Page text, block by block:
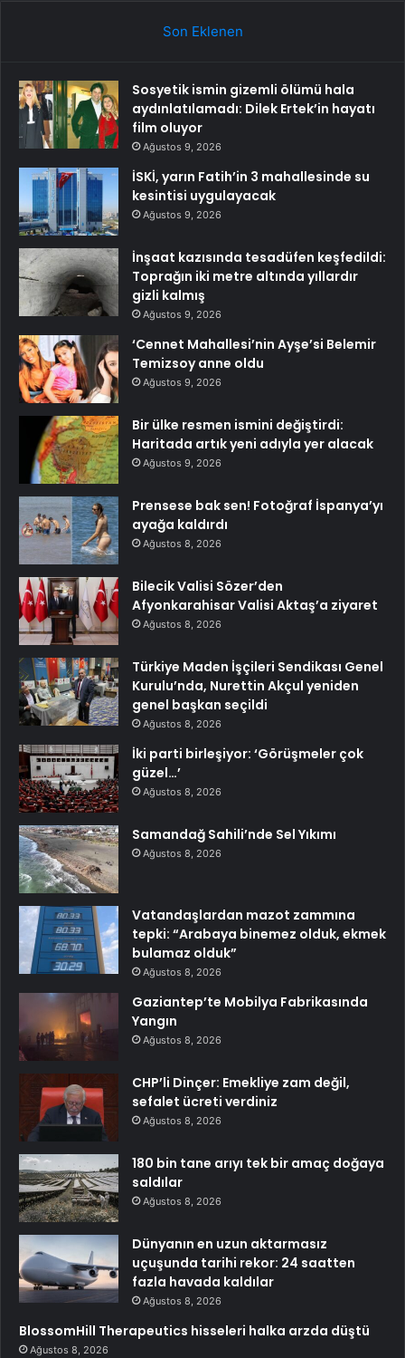
Son Eklenen
Sosyetik ismin gizemli ölümü hala
aydınlatılamadı: Dilek Ertek’in hayatı
film oluyor
Ağustos 9, 2026
İSKİ, yarın Fatih’in 3 mahallesinde su
kesintisi uygulayacak
Ağustos 9, 2026
İnşaat kazısında tesadüfen keşfedildi:
Toprağın iki metre altında yıllardır
gizli kalmış
Ağustos 9, 2026
‘Cennet Mahallesi’nin Ayşe’si Belemir
Temizsoy anne oldu
Ağustos 9, 2026
Bir ülke resmen ismini değiştirdi:
Haritada artık yeni adıyla yer alacak
Ağustos 9, 2026
Prensese bak sen! Fotoğraf İspanya’yı
ayağa kaldırdı
Ağustos 8, 2026
Bilecik Valisi Sözer’den
Afyonkarahisar Valisi Aktaş’a ziyaret
Ağustos 8, 2026
Türkiye Maden İşçileri Sendikası Genel
Kurulu’nda, Nurettin Akçul yeniden
genel başkan seçildi
Ağustos 8, 2026
İki parti birleşiyor: ‘Görüşmeler çok
güzel…’
Ağustos 8, 2026
Samandağ Sahili’nde Sel Yıkımı
Ağustos 8, 2026
Vatandaşlardan mazot zammına
tepki: “Arabaya binemez olduk, ekmek
bulamaz olduk”
Ağustos 8, 2026
Gaziantep’te Mobilya Fabrikasında
Yangın
Ağustos 8, 2026
CHP’li Dinçer: Emekliye zam değil,
sefalet ücreti verdiniz
Ağustos 8, 2026
180 bin tane arıyı tek bir amaç doğaya
saldılar
Ağustos 8, 2026
Dünyanın en uzun aktarmasız
uçuşunda tarihi rekor: 24 saatten
fazla havada kaldılar
Ağustos 8, 2026
BlossomHill Therapeutics hisseleri halka arzda düştü
Ağustos 8, 2026